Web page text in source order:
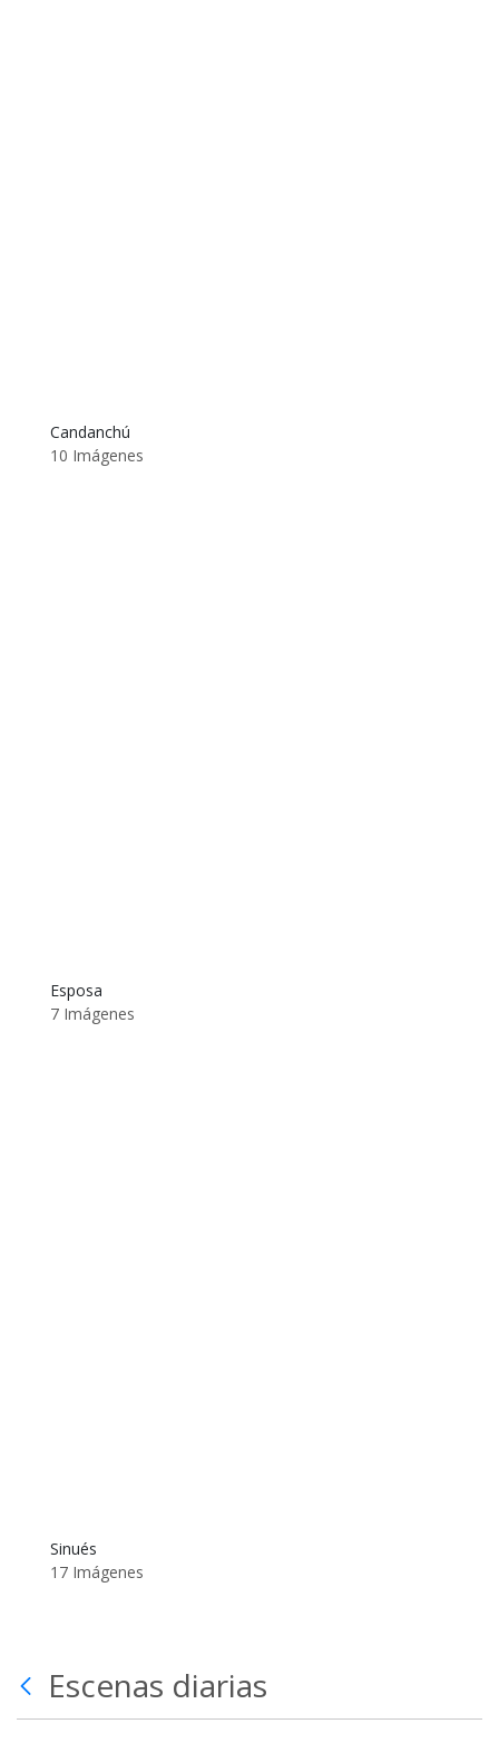
Candanchú
10 Imágenes
Esposa
7 Imágenes
Sinués
17 Imágenes
Escenas diarias